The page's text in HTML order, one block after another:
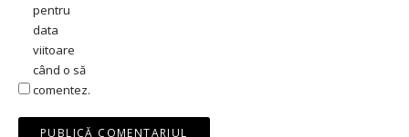
pentru
data
viitoare
când o să
comentez.